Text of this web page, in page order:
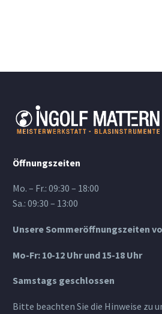
Öffnungszeiten
Mo. – Fr.: 09:30 – 18:00
Sa.: 09:30 – 13:00
Unsere Sommeröffnungszeiten
Mo-Fr: 10-12 Uhr und 15-18 Uhr
Samstags geschlossen
Bitte beachten Sie die Hinweise zu